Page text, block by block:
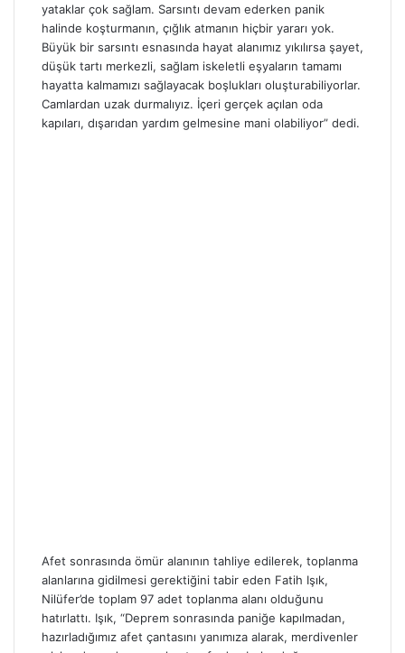
yataklar çok sağlam. Sarsıntı devam ederken panik
halinde koşturmanın, çığlık atmanın hiçbir yararı yok.
Büyük bir sarsıntı esnasında hayat alanımız yıkılırsa şayet,
düşük tartı merkezli, sağlam iskeletli eşyaların tamamı
hayatta kalmamızı sağlayacak boşlukları oluşturabiliyorlar.
Camlardan uzak durmalıyız. İçeri gerçek açılan oda
kapıları, dışarıdan yardım gelmesine mani olabiliyor” dedi.
Afet sonrasında ömür alanının tahliye edilerek, toplanma
alanlarına gidilmesi gerektiğini tabir eden Fatih Işık,
Nilüfer’de toplam 97 adet toplanma alanı olduğunu
hatırlattı. Işık, “Deprem sonrasında paniğe kapılmadan,
hazırladığımız afet çantasını yanımıza alarak, merdivenler